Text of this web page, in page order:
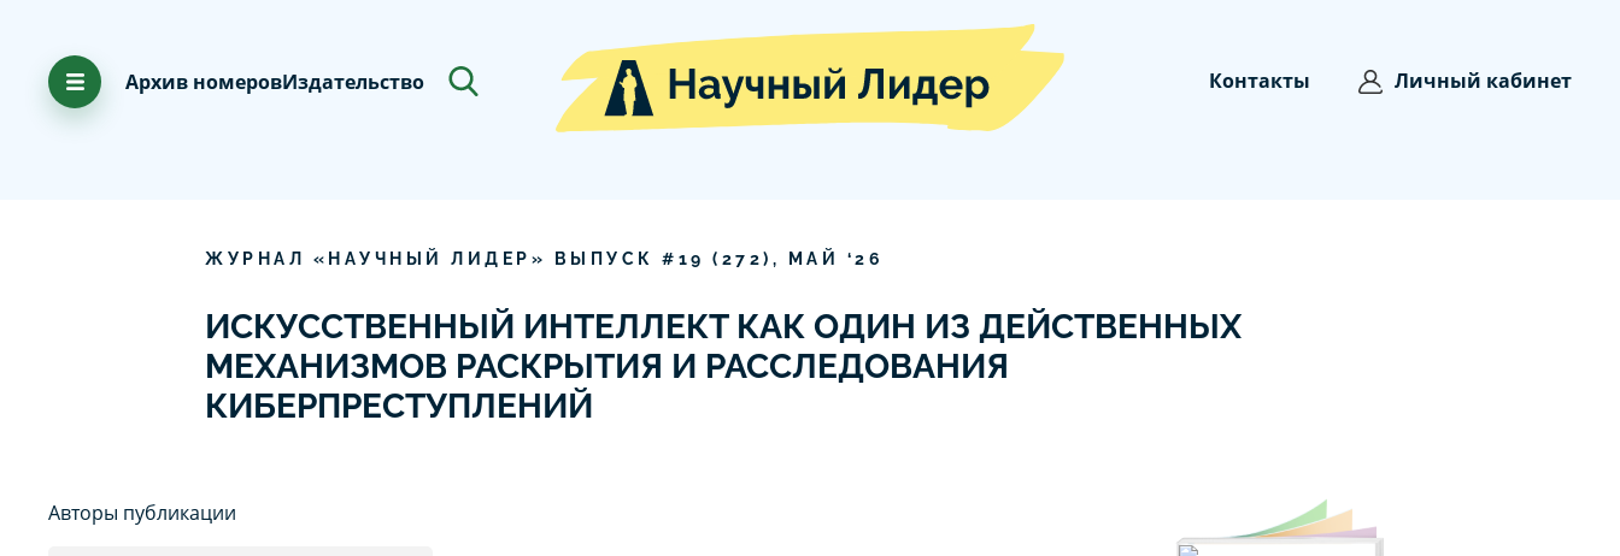
Архив номеровИздательство Контакты Личный кабинет
ЖУРНАЛ «НАУЧНЫЙ ЛИДЕР» ВЫПУСК # 19 ( 272), МАЙ ‘26
ИСКУССТВЕННЫЙ ИНТЕЛЛЕКТ КАК ОДИН ИЗ ДЕЙСТВЕННЫХ
МЕХАНИЗМОВ РАСКРЫТИЯ И РАССЛЕДОВАНИЯ
КИБЕРПРЕСТУПЛЕНИЙ
Авторы публикации